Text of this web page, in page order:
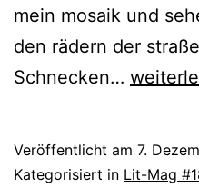
mein mosaik und
den rädern der
Schnecken… Annika
Veröffentlicht am 7.
Kategorisiert in Lit-Mag